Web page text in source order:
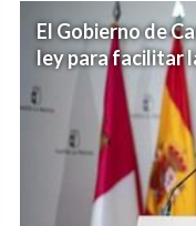
El Gobierno de
ley para facilitar